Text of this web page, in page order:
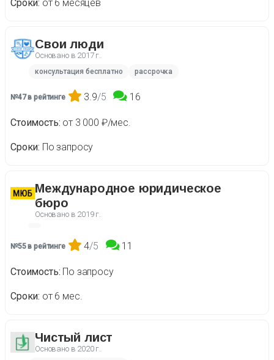
Сроки от 6 месяцев
Свои люди
Основано в 2017 г.
консультация бесплатно рассрочка
№47 в рейтинге 3.9/5 16
Стоимость от 3 000 ₽/мес.
Сроки По запросу
Международное юридическое
бюро
Основано в 2019 г.
№55 в рейтинге 4/5 11
Стоимость По запросу
Сроки от 6 мес.
Чистый лист
Основано в 2020 г.